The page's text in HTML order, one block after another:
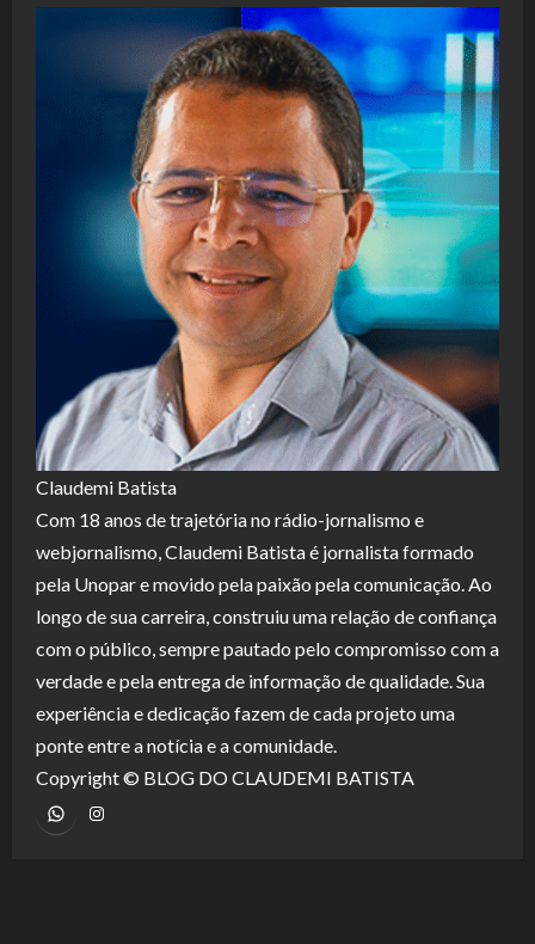
Claudemi Batista
Com 18 anos de trajetória no rádio-jornalismo e
webjornalismo, Claudemi Batista é jornalista formado
pela Unopar e movido pela paixão pela comunicação. Ao
longo de sua carreira, construiu uma relação de confiança
com o público, sempre pautado pelo compromisso com a
verdade e pela entrega de informação de qualidade. Sua
experiência e dedicação fazem de cada projeto uma
ponte entre a notícia e a comunidade.
Copyright © BLOG DO CLAUDEMI BATISTA
WhatsApp Instagram